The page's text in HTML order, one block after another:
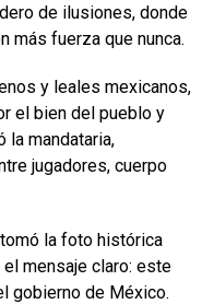
de ilusiones, donde
más fuerza que nunca.
y leales mexicanos,
el bien del pueblo y
la mandataria,
jugadores, cuerpo
la foto histórica
mensaje claro: este
gobierno de México.